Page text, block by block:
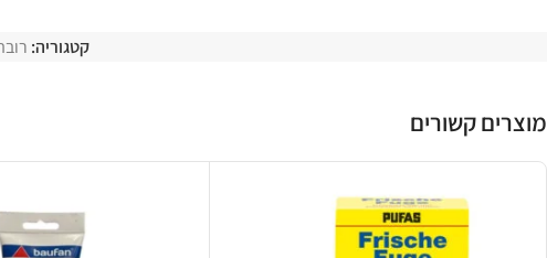
קטגוריה:
מוצרים קשורים